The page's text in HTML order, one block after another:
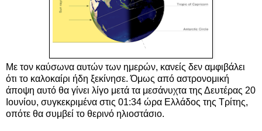
Με τον καύσωνα αυτών των ημερών, κανείς δεν αμφιβάλει
ότι το καλοκαίρι ήδη ξεκίνησε. Όμως από αστρονομική
άποψη αυτό θα γίνει λίγο μετά τα μεσάνυχτα της Δευτέρας 20
Ιουνίου, συγκεκριμένα στις 01:34 ώρα Ελλάδος της Τρίτης,
οπότε θα συμβεί το θερινό ηλιοστάσιο.